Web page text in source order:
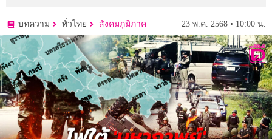
บทความ ทั่วไทย สังคมภูมิภาค 23 พ.ค. 2568 • 10:00 น.